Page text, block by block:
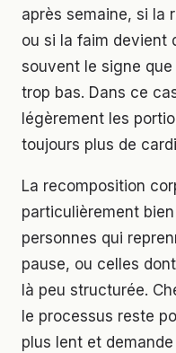
après semaine, si la
ou si la faim devient
souvent le signe
trop bas. Dans ce
légèrement les
toujours plus de
La recomposition
particulièrement
personnes qui
pause, ou celles
là peu structurée.
le processus reste
plus lent et